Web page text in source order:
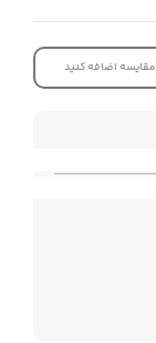
مقایسه اضافه کنید